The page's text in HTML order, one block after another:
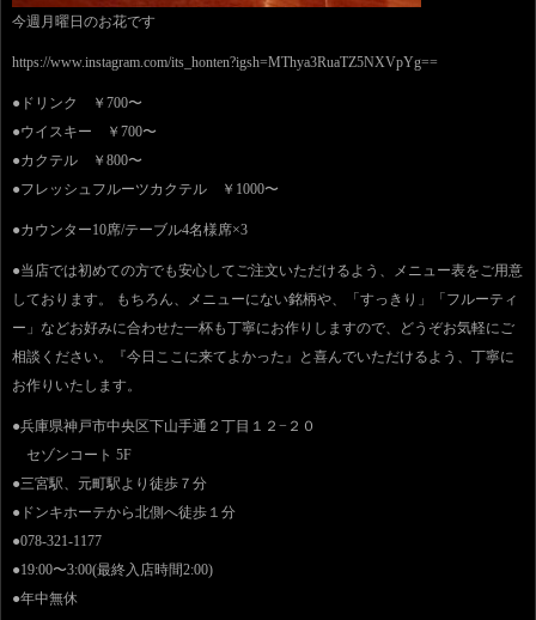
今週月曜日のお花です
https://www.instagram.com/its_honten?igsh=MThya3RuaTZ5NXVpYg==
●ドリンク ￥700〜
●ウイスキー ￥700〜
●カクテル ￥800〜
●フレッシュフルーツカクテル ￥1000〜
●カウンター10席/テーブル4名様席×3
●当店では初めての方でも安心してご注文いただけるよう、メニュー表をご用意
しております。 もちろん、メニューにない銘柄や、「すっきり」「フルーティ
ー」などお好みに合わせた一杯も丁寧にお作りしますので、どうぞお気軽にご
相談ください。『今日ここに来てよかった』と喜んでいただけるよう、丁寧に
お作りいたします。
●兵庫県神戸市中央区下山手通２丁目１２−２０
セゾンコート 5F
●三宮駅、元町駅より徒歩７分
●ドンキホーテから北側へ徒歩１分
●078-321-1177
●19:00〜3:00(最終入店時間2:00)
●年中無休